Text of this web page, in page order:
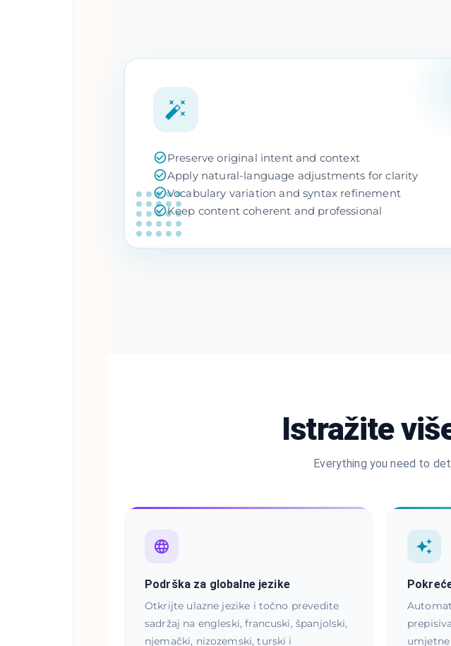
Preserve original intent and context
Apply natural-language adjustments for clarity
Vocabulary variation and syntax refinement
Keep content coherent and professional
Istražite
Everything you need to
Podrška za globalne jezike
Otkrijte ulazne jezike i točno prevedite
sadržaj na engleski, francuski, španjolski,
njemački, nizozemski, turski i